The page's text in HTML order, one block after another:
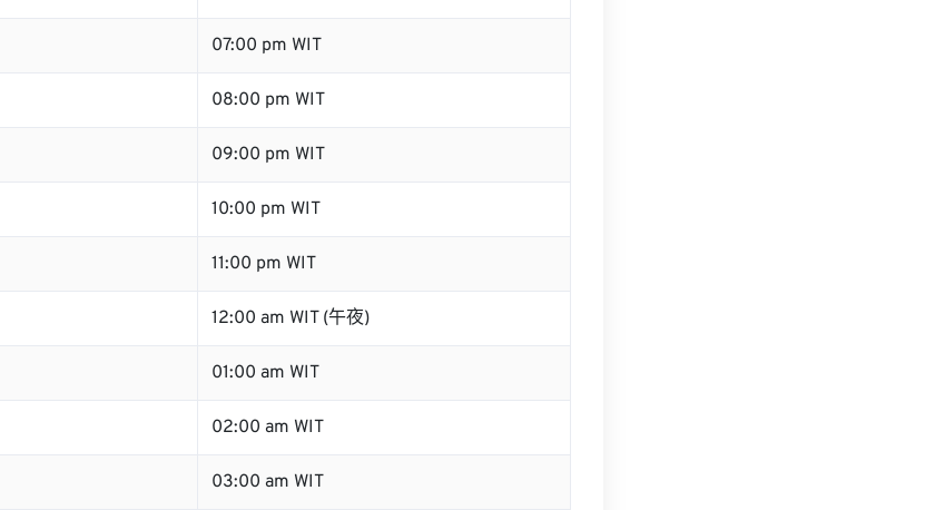
07:00 pm WIT
08:00 pm WIT
09:00 pm WIT
10:00 pm WIT
11:00 pm WIT
12:00 am WIT (午夜)
01:00 am WIT
02:00 am WIT
03:00 am WIT